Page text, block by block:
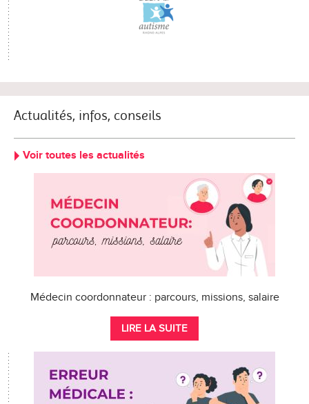
Actualités, infos, conseils
Voir toutes les actualités
Médecin coordonnateur : parcours, missions, salaire
LIRE LA SUITE